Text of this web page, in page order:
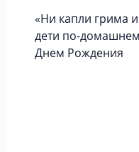
«Ни капли грима
дети по-
Днем Рождения